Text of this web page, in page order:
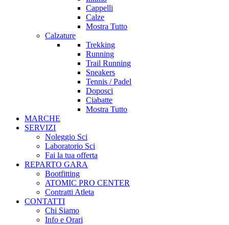
Cappelli
Calze
Mostra Tutto
Calzature
Trekking
Running
Trail Running
Sneakers
Tennis / Padel
Doposci
Ciabatte
Mostra Tutto
MARCHE
SERVIZI
Noleggio Sci
Laboratorio Sci
Fai la tua offerta
REPARTO GARA
Bootfitting
ATOMIC PRO CENTER
Contratti Atleta
CONTATTI
Chi Siamo
Info e Orari